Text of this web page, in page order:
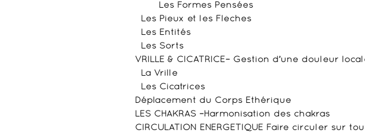
Les Formes Pensées
Les Pieux et les Flèches
Les Entités
Les Sorts
VRILLE & CICATRICE– Gestion d’une douleur
La Vrille
Les Cicatrices
Déplacement du Corps Ethérique
LES CHAKRAS –Harmonisation des chakras
CIRCULATION ENERGETIQUE Faire circuler sur